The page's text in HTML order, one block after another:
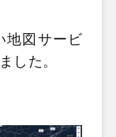
地図サービ
した。